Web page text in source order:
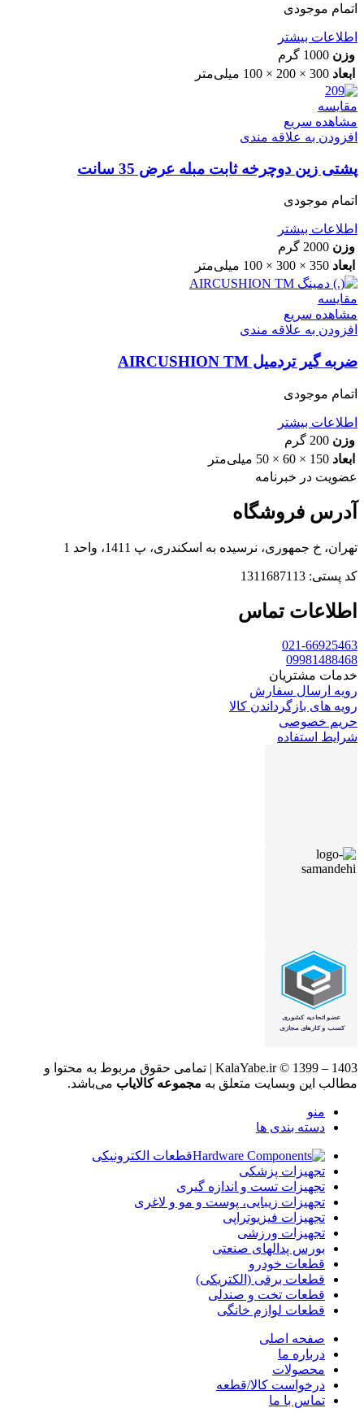
اتمام موجودی
اطلاعات بیشتر
وزن 1000 گرم
ابعاد 300 × 200 × 100 میلی‌متر
مقایسه
مشاهده سریع
افزودن به علاقه مندی
پشتی زین دوچرخه ثابت مبله عرض 35 سانت
اتمام موجودی
اطلاعات بیشتر
وزن 2000 گرم
ابعاد 350 × 300 × 100 میلی‌متر
مقایسه
مشاهده سریع
افزودن به علاقه مندی
ضربه گیر تردمیل AIRCUSHION TM
اتمام موجودی
اطلاعات بیشتر
وزن 200 گرم
ابعاد 150 × 60 × 50 میلی‌متر
عضویت در خبرنامه
آدرس فروشگاه
تهران، خ جمهوری، نرسیده به اسکندری، پ 1411، واحد 1
کد پستی: 1311687113
اطلاعات تماس
021-66925463
09981488468
خدمات مشتریان
رویه ارسال سفارش
رویه های بازگرداندن کالا
حریم خصوصی
شرایط استفاده
KalaYabe.ir © 1399 – 1403 | تمامی حقوق مربوط به محتوا و
مطالب این وبسایت متعلق به مجموعه کالایاب می‌باشد.
منو
دسته بندی ها
قطعات الکترونیکی
تجهیزات پزشکی
تجهیزات تست و اندازه گیری
تجهیزات زیبایی، پوست و مو و لاغری
تجهیزات فیزیوتراپی
تجهیزات ورزشی
بورس پدالهای صنعتی
قطعات خودرو
قطعات برقی (الکتریکی)
قطعات تخت و صندلی
قطعات لوازم خانگی
صفحه اصلی
درباره ما
محصولات
درخواست کالا/قطعه
تماس با ما